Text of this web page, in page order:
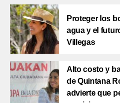
Proteger los
agua y el
Villegas
Alto costo y
de Quintana
advierte que